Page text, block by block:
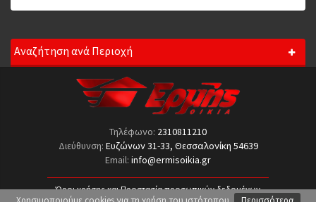
Αναζήτηση ανά Περιοχή
Τηλέφωνο: 2310811210
Διεύθυνση: Ευζώνων 31-33, Θεσσαλονίκη 54639
Email: info@ermisoikia.gr
Όροι χρήσης και Προστασία προσωπικών δεδομένων